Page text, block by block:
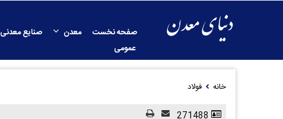
صفحه نخست معدن صنایع معدنی
عمومی
خانه فولاد